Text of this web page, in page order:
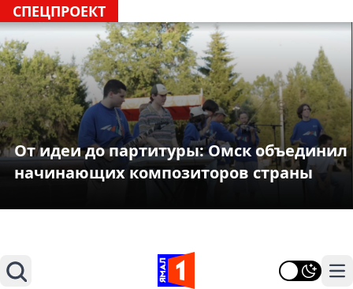
СПЕЦПРОЕКТ
От идеи до партитуры: Омск объединил
начинающих композиторов страны
Поиск